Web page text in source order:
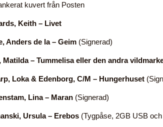
kuvert från Posten
Keith – Livet
Anders de la – Geim (Signerad)
Matilda – Tummelisa eller den andra
Loka & Edenborg, C/M – Hungerhuset
Lina – Maran (Signerad)
Ursula – Erebos (Tygpåse, 2GB USB